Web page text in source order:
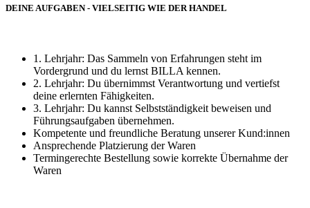
DEINE AUFGABEN - VIELSEITIG WIE DER HANDEL
1. Lehrjahr: Das Sammeln von Erfahrungen steht im
Vordergrund und du lernst BILLA kennen.
2. Lehrjahr: Du übernimmst Verantwortung und vertiefst
deine erlernten Fähigkeiten.
3. Lehrjahr: Du kannst Selbstständigkeit beweisen und
Führungsaufgaben übernehmen.
Kompetente und freundliche Beratung unserer Kund:innen
Ansprechende Platzierung der Waren
Termingerechte Bestellung sowie korrekte Übernahme der
Waren